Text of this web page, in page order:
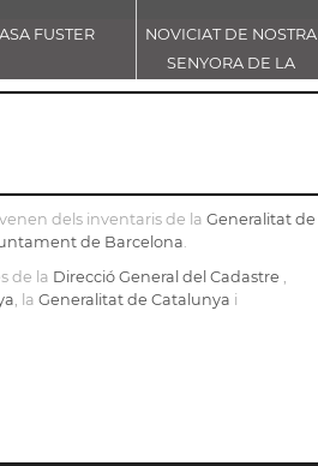
FUSTER
NOVICIAT DE NOSTRA
SENYORA DE LA
CONSOLACIÓ
dels inventaris de la Generalitat de
de Barcelona.
de la Direcció General del Cadastre ,
, la Generalitat de Catalunya i